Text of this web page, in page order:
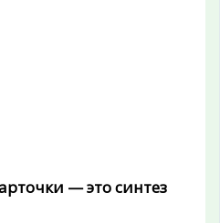
— это синтез